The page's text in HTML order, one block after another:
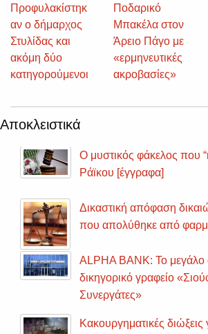
Προφυλακίστηκ
αν ο δήμαρχος
Στυλίδας και
ακόμη δύο
κατηγορούμενοι
Ποδαρικό
Μπακέλα στον
Άρειο Πάγο με
«ερμηνευτικές
ακροβασίες»
Αποκλειστικά
Ο μυστικός φάκελος που
Ράϊκου [έγγραφα]
Δικαστική απόφαση
που απολύθηκε από
ALPHA BANK: Το μεγάλο
δικηγορικό γραφείο
Συνεργάτες»
Κακουργηματικές